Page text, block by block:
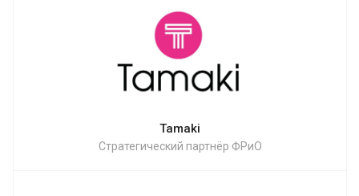
Tamaki
Стратегический партнёр ФРиО